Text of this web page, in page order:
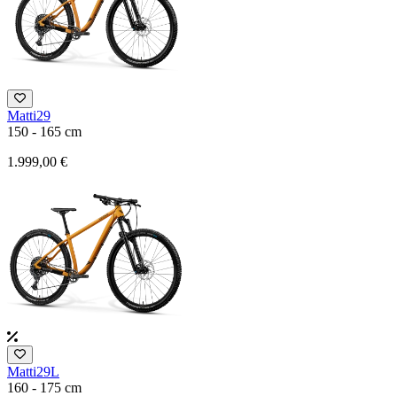
Matti29
150 - 165 cm
1.999,00 €
Matti29L
160 - 175 cm